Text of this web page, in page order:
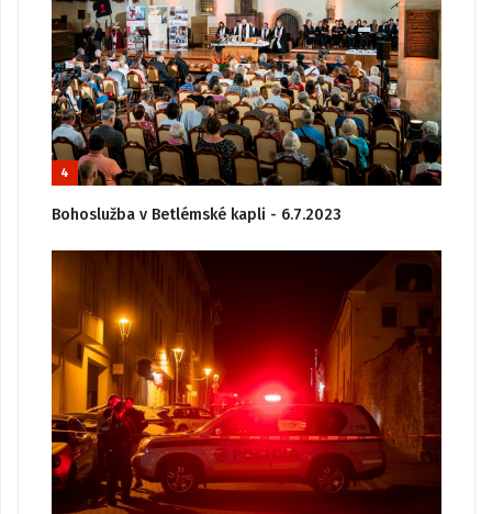
4
Bohoslužba v Betlémské kapli - 6.7.2023